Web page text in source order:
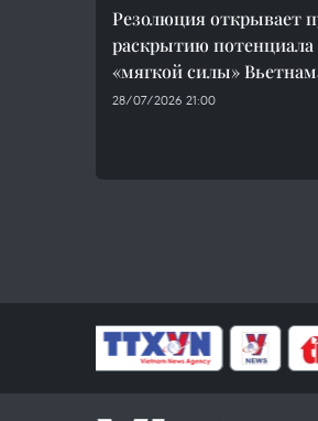
Резолюция открывает
раскрытию потенциала
«мягкой силы»
28/07/2026 21:00